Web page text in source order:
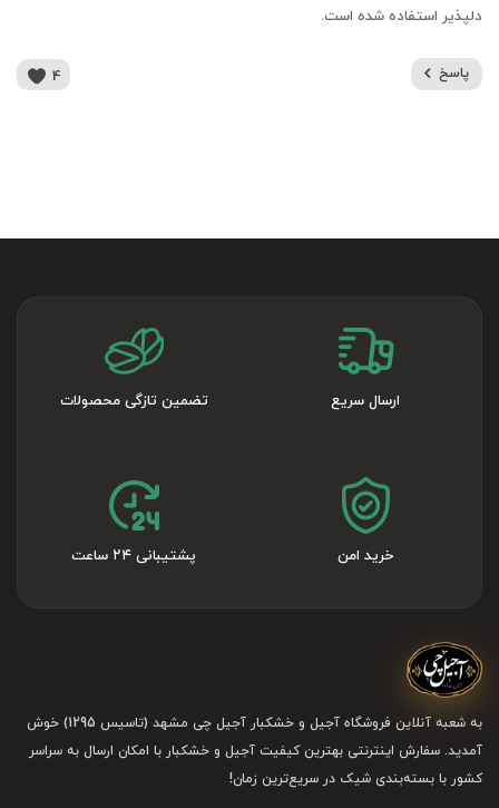
دلپذیر استفاده شده است.
4 پاسخ
ارسال سریع تضمین تازگی محصولات
خرید امن پشتیبانی ۲۴ ساعت
به شعبه آنلاین فروشگاه آجیل و خشکبار آجیل چی مشهد (تاسیس 1295) خوش
آمدید. سفارش اینترنتی بهترین کیفیت آجیل و خشکبار با امکان ارسال به سراسر
کشور با بسته‌بندی شیک در سریع‌ترین زمان!